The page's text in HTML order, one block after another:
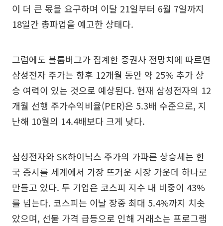
이 더 큰 몫을 요구하며 이달 21일부터 6월 7일까지
18일간 총파업을 예고한 상태다.
그럼에도 블룸버그가 집계한 증권사 전망치에 따르면
삼성전자 주가는 향후 12개월 동안 약 25% 추가 상
승 여력이 있는 것으로 예상된다. 현재 삼성전자의 12
개월 선행 주가수익비율(PER)은 5.3배 수준으로, 지
난해 10월의 14.4배보다 크게 낮다.
삼성전자와 SK하이닉스 주가의 가파른 상승세는 한
국 증시를 세계에서 가장 뜨거운 시장 가운데 하나로
만들고 있다. 두 기업은 코스피 지수 내 비중이 43%
를 넘는다. 코스피는 이날 장중 최대 5.4%까지 치솟
았으며, 선물 가격 급등으로 인해 거래소는 프로그램